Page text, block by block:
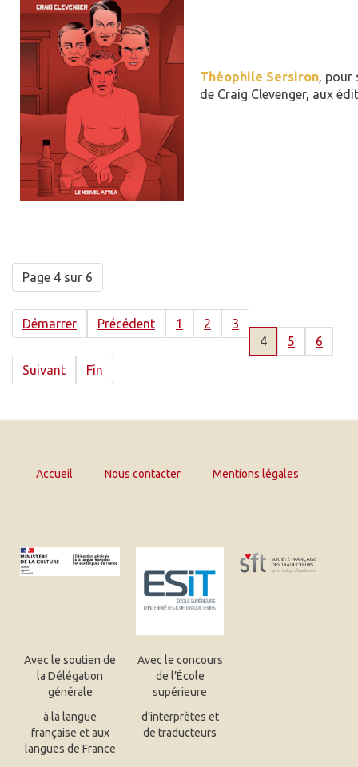
Théophile Sersiron, pour
de Craig Clevenger, aux
Page 4 sur 6
Démarrer Précédent 1 2
3
4
5
6
Suivant
Fin
Accueil Nous contacter Mentions légales
Avec le soutien de
la Délégation
générale
à la langue
française et aux
langues de France
Avec le concours
de l’École
supérieure
d’interprètes et
de traducteurs